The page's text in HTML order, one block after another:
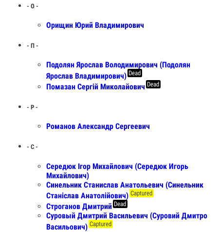
- О -
Орищин Юрий Владимирович
- П -
Подолян Ярослав Володимирович (Подолян
Ярослав Владимирович) Dead
Помазан Сергій Миколайович Dead
- Р -
Романов Александр Сергеевич
- С -
Середюк Ігор Михайлович (Середюк Игорь
Михайлович)
Синельник Станислав Анатольевич (Синельник
Станіслав Анатолійович) Captured
Строганов Дмитрий Dead
Суровый Дмитрий Васильевич (Суровий Дмитро
Васильович) Captured